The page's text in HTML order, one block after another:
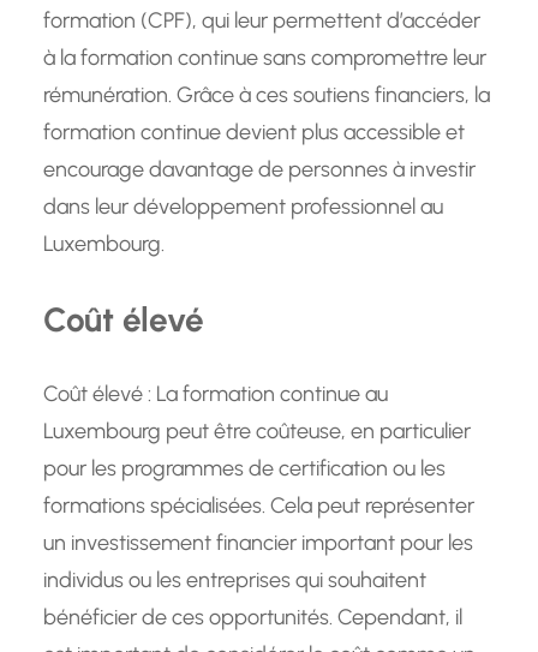
formation (CPF), qui leur permettent d’accéder
à la formation continue sans compromettre leur
rémunération. Grâce à ces soutiens financiers, la
formation continue devient plus accessible et
encourage davantage de personnes à investir
dans leur développement professionnel au
Luxembourg.
Coût élevé
Coût élevé : La formation continue au
Luxembourg peut être coûteuse, en particulier
pour les programmes de certification ou les
formations spécialisées. Cela peut représenter
un investissement financier important pour les
individus ou les entreprises qui souhaitent
bénéficier de ces opportunités. Cependant, il